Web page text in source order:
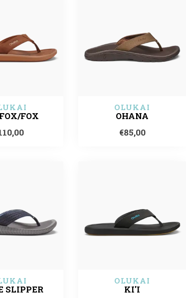
FOX
OLUKAI
OHANA
€85,00
SLIPPER
OLUKAI
KI'I